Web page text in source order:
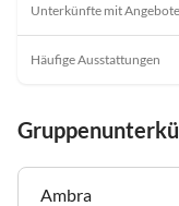
Unterkünfte mit
Häufige Ausstattungen
Ambra